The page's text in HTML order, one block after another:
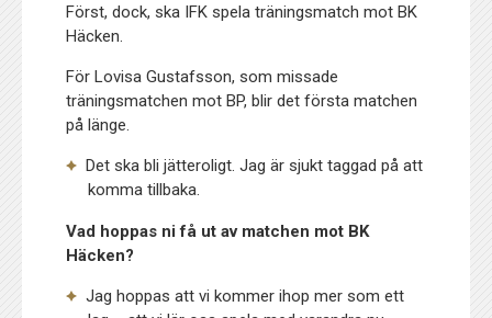
Först, dock, ska IFK spela träningsmatch mot BK
Häcken.
För Lovisa Gustafsson, som missade
träningsmatchen mot BP, blir det första matchen
på länge.
Det ska bli jätteroligt. Jag är sjukt taggad på att
komma tillbaka.
Vad hoppas ni få ut av matchen mot BK
Häcken?
Jag hoppas att vi kommer ihop mer som ett